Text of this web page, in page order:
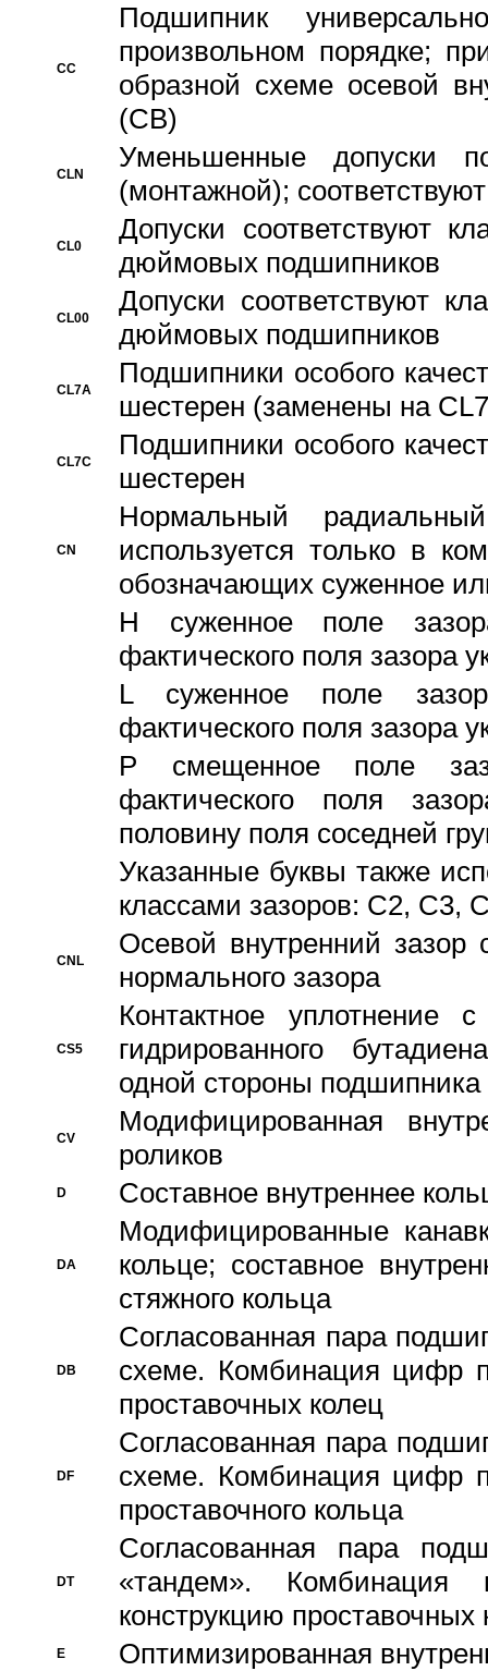
CC
Подшипник
произвольном порядке;
образной схеме осевой
(CB)
CLN
Уменьшенные
(монтажной);
CL0
Допуски соответствуют
дюймовых подшипников
CL00
Допуски соответствуют
дюймовых подшипников
CL7A
Подшипники особого
шестерен (заменены на
CL7C
Подшипники особого
шестерен
CN
Hормальный
используется только в
обозначающих суженное
H суженное поле
фактического поля зазора
L суженное поле
фактического поля зазора
P смещенное поле
фактического поля
половину поля соседней
Указанные буквы также
классами зазоров: С2,
CNL
Осевой внутренний зазор
нормального зазора
CS5
Контактное уплотнение
гидрированного
одной стороны подшипника
CV
Модифицированная
роликов
D Составное внутреннее
DA
Модифицированные
кольце; составное
стяжного кольца
DB
Согласованная пара
схеме. Комбинация цифр
проставочных колец
DF
Согласованная пара
схеме. Комбинация цифр
проставочного кольца
DT
Согласованная пара
«тандем».
конструкцию проставочных
E
Оптимизированная